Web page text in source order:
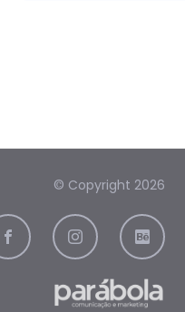
© Copyright 2026